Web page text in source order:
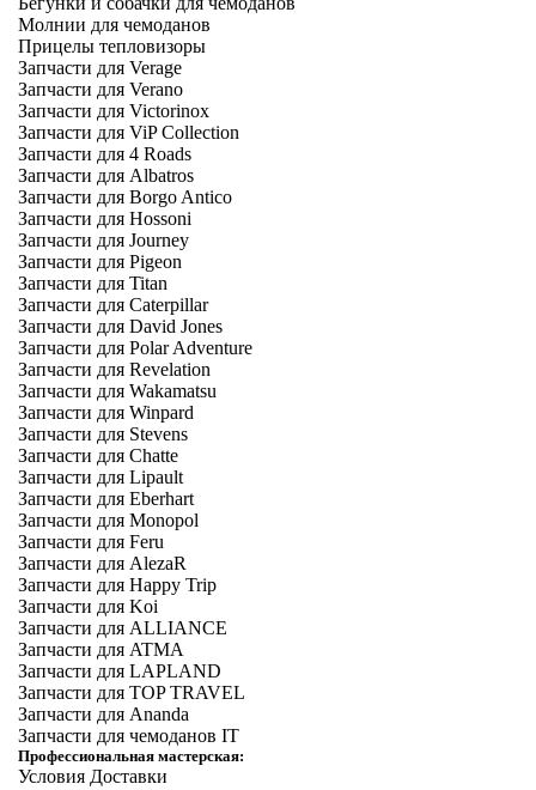
Молнии для чемоданов
Прицелы тепловизоры
Запчасти для Verage
Запчасти для Verano
Запчасти для Victorinox
Запчасти для ViP Collection
Запчасти для 4 Roads
Запчасти для Albatros
Запчасти для Borgo Antico
Запчасти для Hossoni
Запчасти для Journey
Запчасти для Pigeon
Запчасти для Titan
Запчасти для Caterpillar
Запчасти для David Jones
Запчасти для Polar Adventure
Запчасти для Revelation
Запчасти для Wakamatsu
Запчасти для Winpard
Запчасти для Stevens
Запчасти для Chatte
Запчасти для Lipault
Запчасти для Eberhart
Запчасти для Monopol
Запчасти для Feru
Запчасти для AlezaR
Запчасти для Happy Trip
Запчасти для Koi
Запчасти для ALLIANCE
Запчасти для ATMA
Запчасти для LAPLAND
Запчасти для TOP TRAVEL
Запчасти для Ananda
Запчасти для чемоданов IT
Профессиональная мастерская:
Условия Доставки